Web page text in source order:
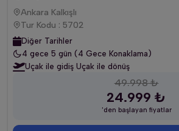
Ankara Kalkışlı
Tur Kodu : 5702
Diğer Tarihler
4 gece 5 gün (4 Gece Konaklama)
Uçak ile gidiş Uçak ile dönüş
49.998 ₺
24.999 ₺
'den başlayan fiyatlar